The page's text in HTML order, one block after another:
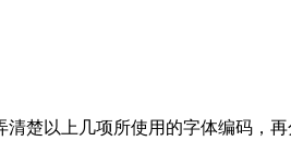
楚以上几项所使用的字体编码，再